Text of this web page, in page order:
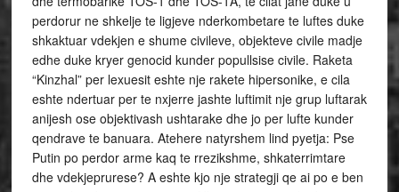
perdorur ne shkelje te ligjeve nderkombetare te luftes duke
shkaktuar vdekjen e shume civileve, objekteve civile madje
edhe duke kryer genocid kunder popullsise civile. Raketa
“Kinzhal” per lexuesit eshte nje rakete hipersonike, e cila
eshte ndertuar per te nxjerre jashte luftimit nje grup luftarak
anijesh ose objektivash ushtarake dhe jo per lufte kunder
qendrave te banuara. Atehere natyrshem lind pyetja: Pse
Putin po perdor arme kaq te rrezikshme, shkaterrimtare
dhe vdekjeprurese? A eshte kjo nje strategji qe ai po e ben